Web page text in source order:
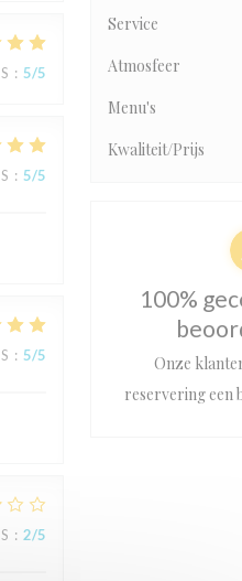
: 5/5
: 5/5
: 5/5
: 2/5
Service
Atmosfeer
Menu's
Kwaliteit/Prijs
100%
Onze
reservering een